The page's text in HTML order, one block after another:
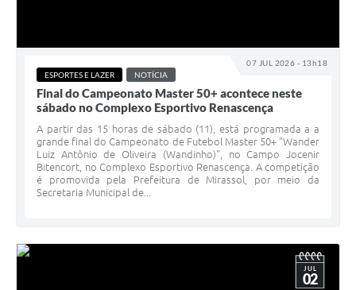
07 JUL 2026 - 13h18
ESPORTES E LAZER NOTÍCIA
Final do Campeonato Master 50+ acontece neste
sábado no Complexo Esportivo Renascença
A partir das 15 horas de sábado (11), está programada a a
grande final do Campeonato de Futebol Master 50+ "Wander
Luiz Antônio de Oliveira (Wandinho)", no Campo Jocenir
Bitencort, no Complexo Esportivo Renascença. A competição
é promovida pela Prefeitura de Mirassol, por meio da
Secretaria Municipal de...
JUL
02